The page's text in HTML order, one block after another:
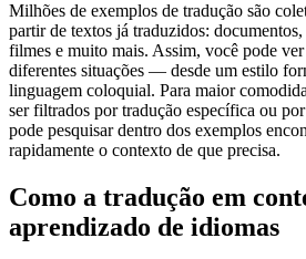
Milhões de exemplos de tradução são
partir de textos já traduzidos:
filmes e muito mais. Assim, você pode
diferentes situações — desde um estilo
linguagem coloquial. Para maior
ser filtrados por tradução específica ou
pode pesquisar dentro dos exemplos
rapidamente o contexto de que precisa.
Como a tradução em
aprendizado de idiomas